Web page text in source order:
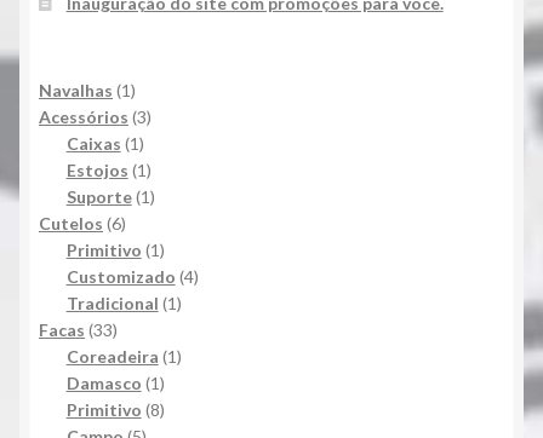
Navalhas 11
produto
Acessórios 33
Caixas 11
produto
Estojos 11
produto
Suporte 11
Cutelos 66
produtos
Primitivo 11
produto
Customizado 44
Tradicional 11
Facas 3333
produtos
Coreadeira 11
Damasco 11
produto
Primitivo 88